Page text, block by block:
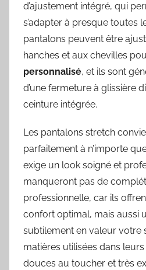
d’ajustement intégré, qui
s’adapter à presque toutes
pantalons peuvent être
hanches et aux chevilles
personnalisé, et ils sont
d’une fermeture à glissière
ceinture intégrée.
Les pantalons stretch
parfaitement à n’importe
exige un look soigné et
manqueront pas de
professionnelle, car ils
confort optimal, mais aussi
subtilement en valeur votre
matières utilisées dans
douces au toucher et très